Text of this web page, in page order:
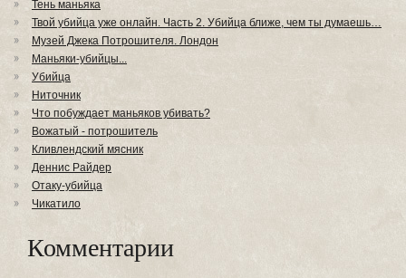
Тень маньяка
Твой убийца уже онлайн. Часть 2. Убийца ближе, чем ты думаешь…
Музей Джека Потрошителя. Лондон
Маньяки-убийцы...
Убийца
Ниточник
Что побуждает маньяков убивать?
Вожатый - потрошитель
Кливлендский мясник
Деннис Райдер
Отаку-убийца
Чикатило
Комментарии